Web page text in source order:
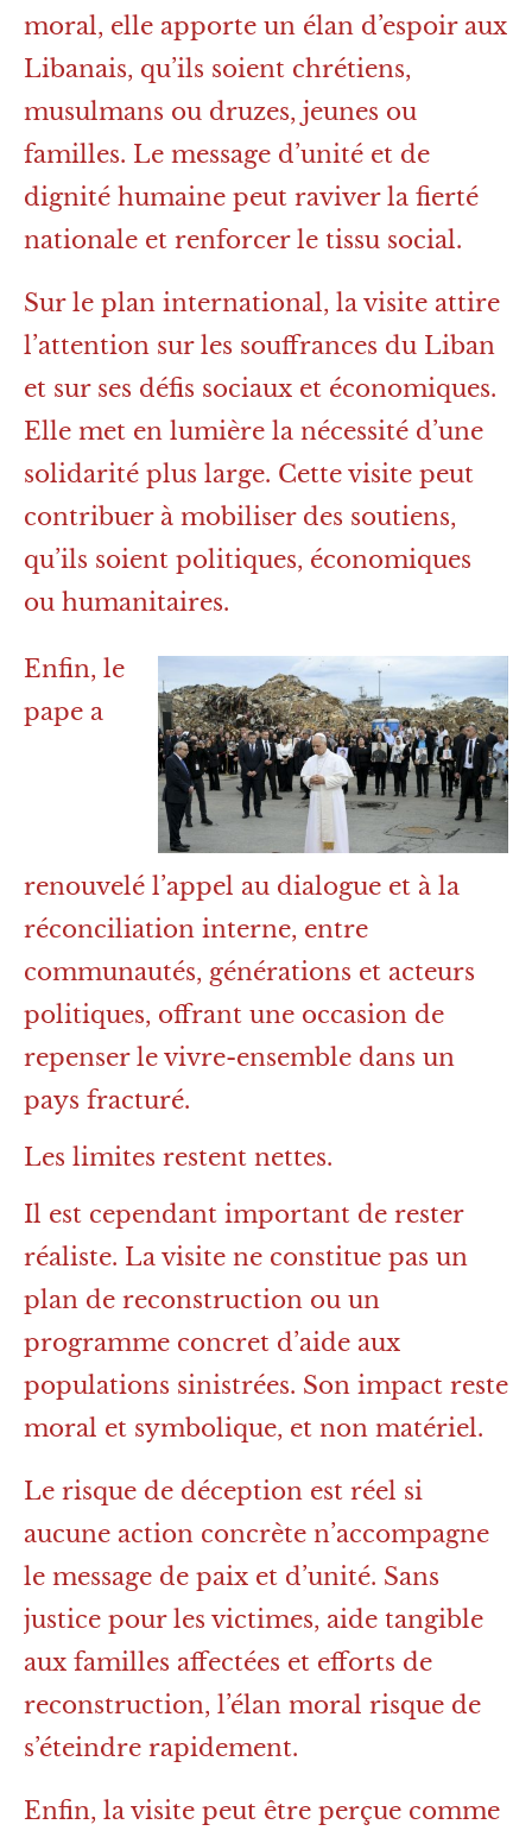
moral, elle apporte un élan d’espoir aux
Libanais, qu’ils soient chrétiens,
musulmans ou druzes, jeunes ou
familles. Le message d’unité et de
dignité humaine peut raviver la fierté
nationale et renforcer le tissu social.
Sur le plan international, la visite attire
l’attention sur les souffrances du Liban
et sur ses défis sociaux et économiques.
Elle met en lumière la nécessité d’une
solidarité plus large. Cette visite peut
contribuer à mobiliser des soutiens,
qu’ils soient politiques, économiques
ou humanitaires.
Enfin, le
pape a
renouvelé l’appel au dialogue et à la
réconciliation interne, entre
communautés, générations et acteurs
politiques, offrant une occasion de
repenser le vivre-ensemble dans un
pays fracturé.
Les limites restent nettes.
Il est cependant important de rester
réaliste. La visite ne constitue pas un
plan de reconstruction ou un
programme concret d’aide aux
populations sinistrées. Son impact reste
moral et symbolique, et non matériel.
Le risque de déception est réel si
aucune action concrète n’accompagne
le message de paix et d’unité. Sans
justice pour les victimes, aide tangible
aux familles affectées et efforts de
reconstruction, l’élan moral risque de
s’éteindre rapidement.
Enfin, la visite peut être perçue comme